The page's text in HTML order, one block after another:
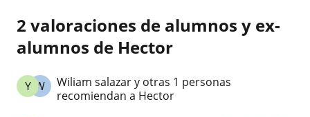
2 valoraciones de alumnos y ex-
alumnos de Hector
W
Y
Wiliam salazar y otras 1 personas
recomiendan a Hector